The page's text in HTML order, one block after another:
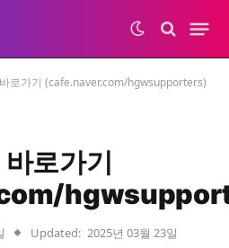
로가기 (cafe.naver.com/hgwsupporters)
로가기
Updated: 2025년 03월 23일